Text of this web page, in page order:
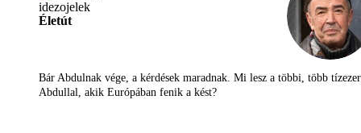
Életút
Bár Abdulnak vége, a kérdések maradnak. Mi lesz a többi, több tízezer
Abdullal, akik Európában fenik a kést?